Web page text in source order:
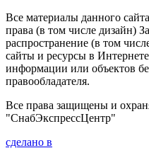
Все материалы данного
права (в том числе дизайн)
распространение (в том
сайты и ресурсы в
информации или объектов
правообладателя.
Все права защищены и
"СнабЭкспрессЦентр"
сделано в